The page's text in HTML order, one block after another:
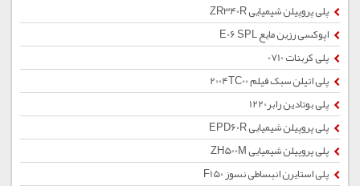
پلی پروپیلن شیمیایی ZR340R
اپوکسی رزین مایع E06 SPL
پلی کربنات 0710
پلی اتیلن سبک فیلم 2004TC00
پلی بوتادین رابر1220
پلی پروپیلن شیمیایی EPD60R
پلی پروپیلن شیمیایی ZH500M
پلی استایرن انبساطی نسوز F150